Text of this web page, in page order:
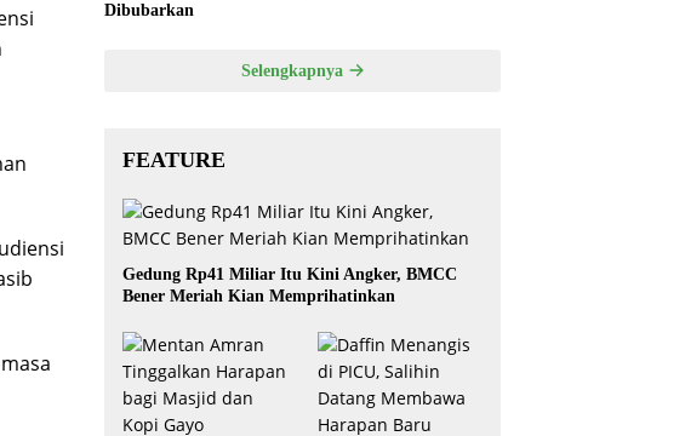
Dibubarkan
Selengkapnya
FEATURE
Gedung Rp41 Miliar Itu Kini Angker, BMCC
Bener Meriah Kian Memprihatinkan